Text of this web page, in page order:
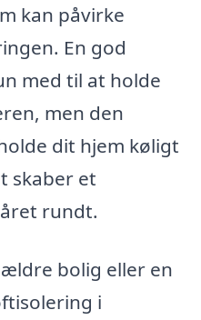
kan påvirke
En god
med til at holde
men den
dit hjem køligt
skaber et
rundt.
bolig eller en
i